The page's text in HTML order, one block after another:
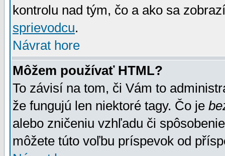
kontrolu nad tým, čo a ako sa
sprievodcu.
Návrat hore
Môžem používať HTML?
To závisí na tom, či Vám to
že fungujú len niektoré tagy. Čo je
alebo zničeniu vzhľadu či
môžete túto voľbu príspevok od